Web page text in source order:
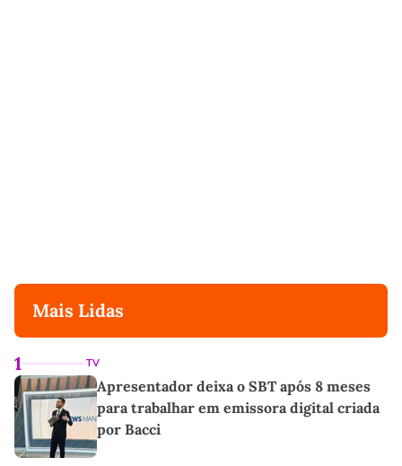
Mais Lidas
1 TV
Apresentador deixa o SBT após 8 meses
para trabalhar em emissora digital criada
por Bacci